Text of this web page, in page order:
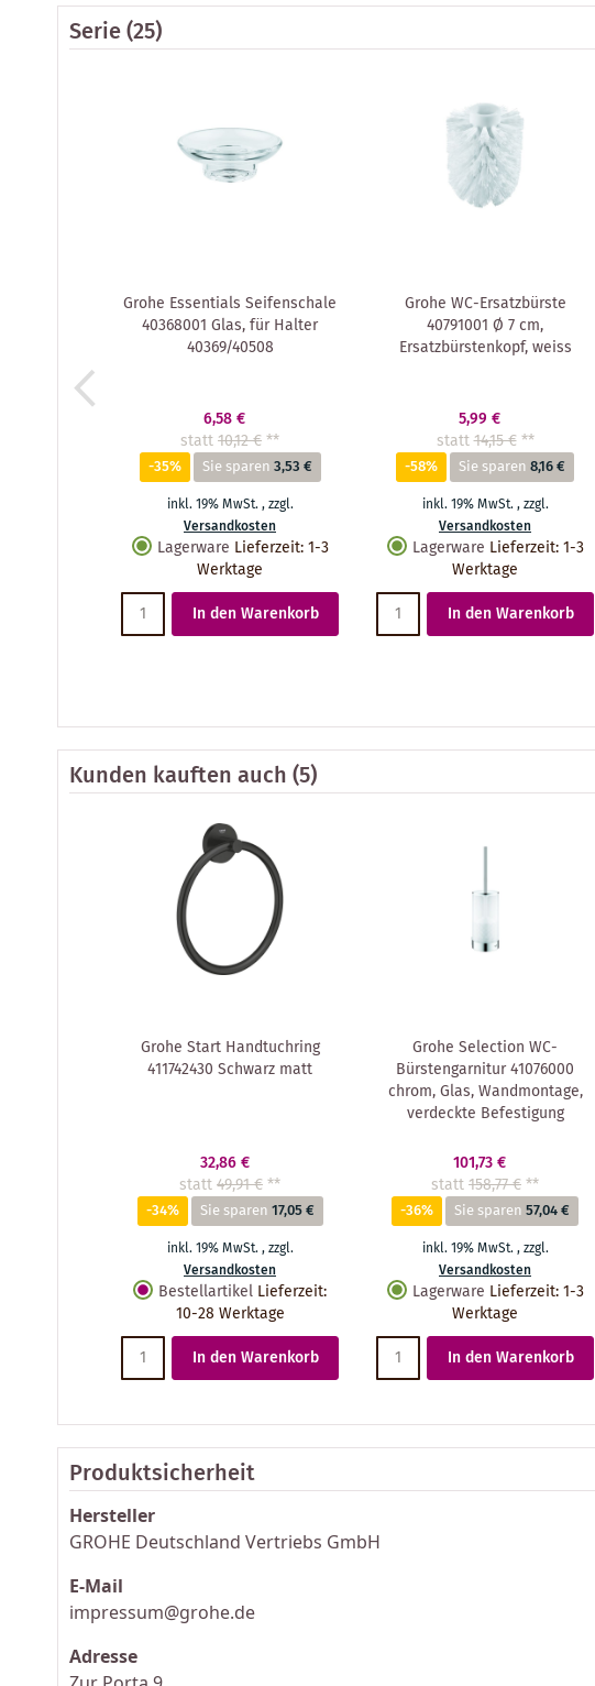
Serie(25)
Grohe Essentials Seifenschale
40368001 Glas, für Halter
40369/40508
6,58 €
statt10,12 €**
-35% Sie sparen3,53 €
inkl. 19% MwSt.,zzgl.
Versandkosten
Lagerware Lieferzeit:1-3
Werktage
In den Warenkorb
Grohe WC-Ersatzbürste
40791001 Ø 7 cm,
Ersatzbürstenkopf, weiss
5,99 €
statt14,15 € **
-58% Sie sparen8,16 €
inkl. 19% MwSt.,zzgl.
Versandkosten
Lagerware Lieferzeit:1-3
Werktage
In den Warenkorb
Kunden kauften auch(5)
Grohe Start Handtuchring
411742430 Schwarz matt
32,86 €
statt49,91 €**
-34% Sie sparen17,05 €
inkl. 19% MwSt.,zzgl.
Versandkosten
Bestellartikel Lieferzeit:
10-28 Werktage
In den Warenkorb
Grohe Selection WC-
Bürstengarnitur 41076000
chrom, Glas, Wandmontage,
verdeckte Befestigung
101,73 €
statt158,77 €**
-36% Sie sparen57,04 €
inkl. 19% MwSt.,zzgl.
Versandkosten
Lagerware Lieferzeit:1-3
Werktage
In den Warenkorb
Produktsicherheit
Hersteller
GROHE Deutschland Vertriebs GmbH
E-Mail
impressum@grohe.de
Adresse